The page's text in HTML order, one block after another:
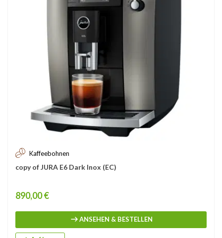
Kaffeebohnen
copy of JURA E6 Dark Inox (EC)
Price
890,00 €
ANSEHEN & BESTELLEN